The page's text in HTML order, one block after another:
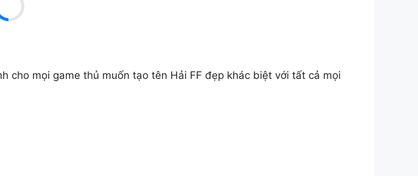
cho mọi game thủ muốn tạo tên Hải FF đẹp khác biệt với tất cả mọi